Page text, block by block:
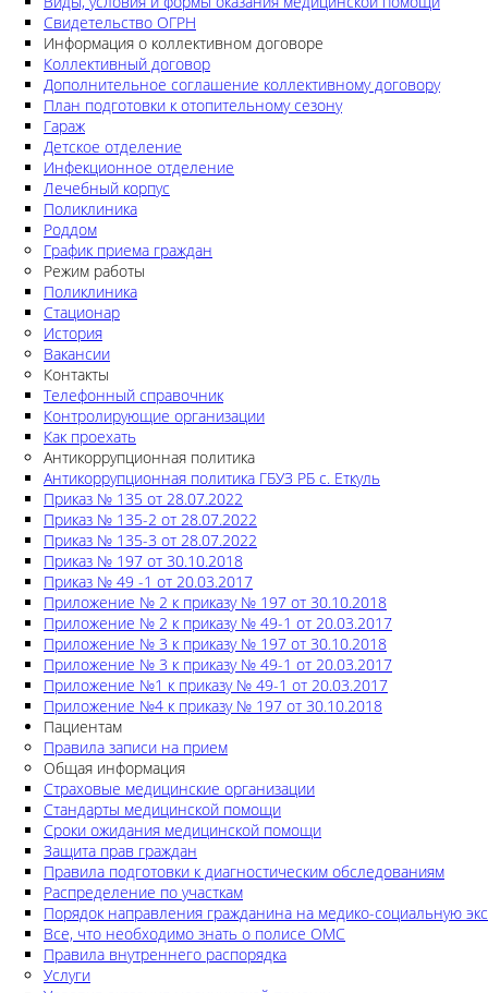
Свидетельство ОГРН
Информация о коллективном договоре
Коллективный договор
Дополнительное соглашение коллективному договору
План подготовки к отопительному сезону
Гараж
Детское отделение
Инфекционное отделение
Лечебный корпус
Поликлиника
Роддом
График приема граждан
Режим работы
Поликлиника
Стационар
История
Вакансии
Контакты
Телефонный справочник
Контролирующие организации
Как проехать
Антикоррупционная политика
Антикоррупционная политика ГБУЗ РБ с. Еткуль
Приказ № 135 от 28.07.2022
Приказ № 135-2 от 28.07.2022
Приказ № 135-3 от 28.07.2022
Приказ № 197 от 30.10.2018
Приказ № 49 -1 от 20.03.2017
Приложение № 2 к приказу № 197 от 30.10.2018
Приложение № 2 к приказу № 49-1 от 20.03.2017
Приложение № 3 к приказу № 197 от 30.10.2018
Приложение № 3 к приказу № 49-1 от 20.03.2017
Приложение №1 к приказу № 49-1 от 20.03.2017
Приложение №4 к приказу № 197 от 30.10.2018
Пациентам
Правила записи на прием
Общая информация
Страховые медицинские организации
Стандарты медицинской помощи
Сроки ожидания медицинской помощи
Защита прав граждан
Правила подготовки к диагностическим обследованиям
Распределение по участкам
Порядок направления гражданина на медико-социальную
Все, что необходимо знать о полисе ОМС
Правила внутреннего распорядка
Услуги